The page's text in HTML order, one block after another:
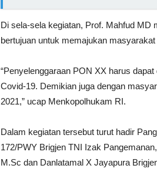
Di sela-sela kegiatan, Prof. Mahfud MD
bertujuan untuk memajukan
“Penyelenggaraan PON XX harus
Covid-19. Demikian juga dengan
2021,” ucap Menkopolhukam RI.
Dalam kegiatan tersebut turut hadir
172/PWY Brigjen TNI Izak
M.Sc dan Danlatamal X Jayapura